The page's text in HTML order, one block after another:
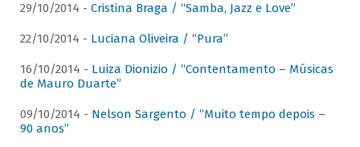
29/10/2014 - Cristina Braga / “Samba, Jazz e Love”
22/10/2014 - Luciana Oliveira / “Pura”
16/10/2014 - Luiza Dionizio / “Contentamento – Músicas
de Mauro Duarte”
09/10/2014 - Nelson Sargento / “Muito tempo depois –
90 anos”